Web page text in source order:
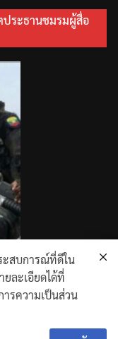
ประธานชมรมผู้สื่อ
สบการณ์ที่ดีใน
ละเอียดได้ที่
รความเป็นส่วน